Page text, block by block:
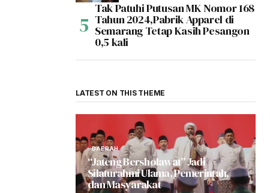
Tak Patuhi Putusan MK Nomor 168
Tahun 2024,Pabrik Apparel di
Semarang Tetap Kasih Pesangon
0,5 kali
LATEST ON THIS THEME
DAERAH
“Jateng Bersholawat” Jadi
Silaturahmi Ulama, Pemerintah,
dan Masyarakat